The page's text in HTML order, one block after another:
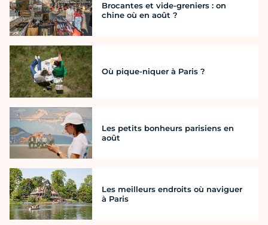
Brocantes et vide-greniers : on
chine où en août ?
Où pique-niquer à Paris ?
Les petits bonheurs parisiens en
août
Les meilleurs endroits où naviguer
à Paris